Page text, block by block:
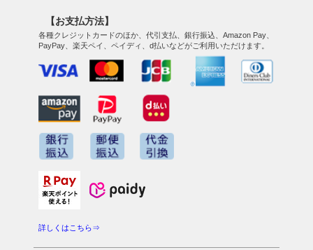
【お支払方法】
各種クレジットカードのほか、代引支払、銀行振込、Amazon Pay、
PayPay、楽天ペイ、ペイディ、d払いなどがご利用いただけます。
詳しくはこちら⇒